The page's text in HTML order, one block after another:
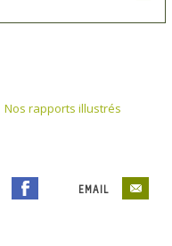
Nos rapports illustrés
EMAIL